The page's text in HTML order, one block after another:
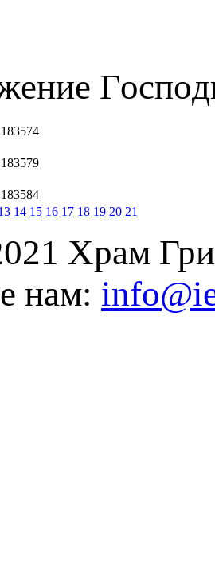
183574
183579
183584
14 15 16 17 18 19 20 21
Храм
нам: